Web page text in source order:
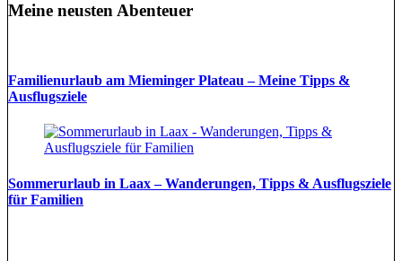
Meine neusten Abenteuer
Familienurlaub am Mieminger Plateau – Meine Tipps &
Ausflugsziele
Sommerurlaub in Laax – Wanderungen, Tipps & Ausflugsziele
für Familien